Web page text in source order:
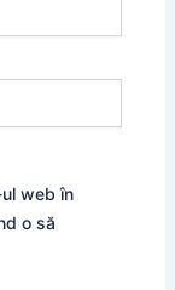
web în
o să